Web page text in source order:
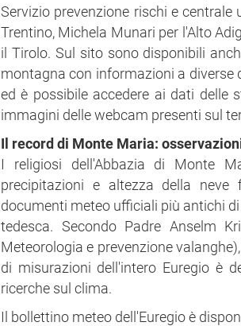
Servizio prevenzione rischi e centrale
Trentino, Michela Munari per l'Alto
il Tirolo. Sul sito sono disponibili
montagna con informazioni a diverse
ed è possibile accedere ai dati delle
immagini delle webcam presenti sul
Il record di Monte Maria:
I religiosi dell'Abbazia di Monte
precipitazioni e altezza della
documenti meteo ufficiali più antichi
tedesca. Secondo Padre Anselm
Meteorologia e prevenzione
di misurazioni dell'intero Euregio è
ricerche sul clima.
Il bollettino meteo dell'Euregio è